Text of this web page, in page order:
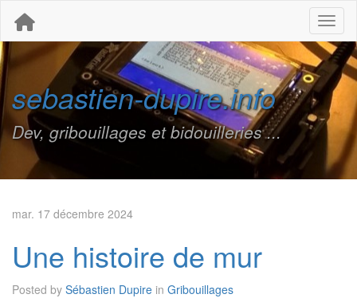
sebastien-dupire.info
Dev, gribouillages et bidouilleries ...
mar. 17 décembre 2024
Une histoire de mur
Posted by Sébastien Dupire in Gribouillages